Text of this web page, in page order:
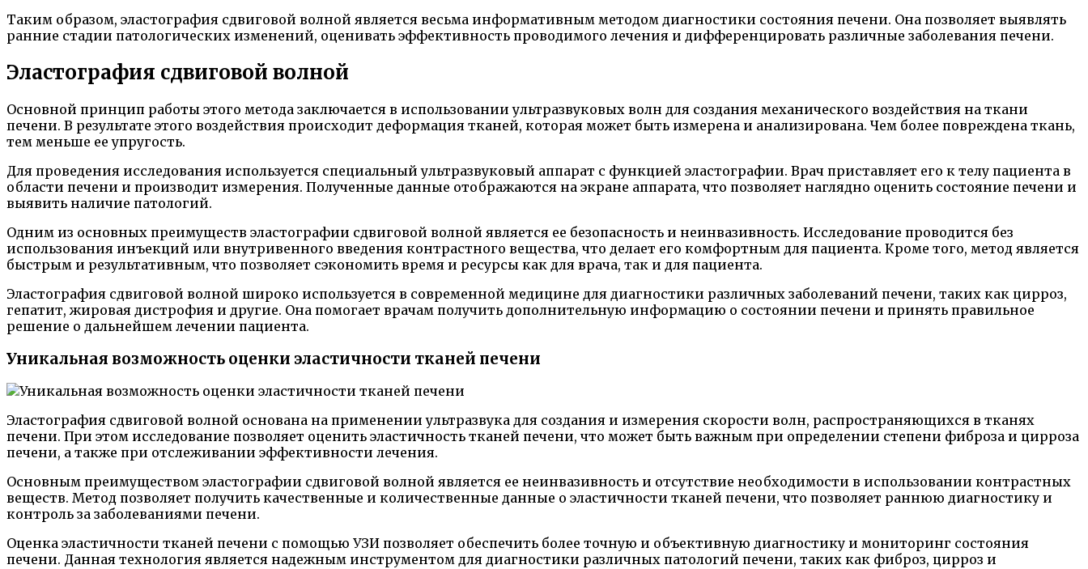
Таким образом, эластография сдвиговой волной является весьма информативным методом диагностики состояния печени. Она позволяет выявлять
ранние стадии патологических изменений, оценивать эффективность проводимого лечения и дифференцировать различные заболевания печени.
Эластография сдвиговой волной
Основной принцип работы этого метода заключается в использовании ультразвуковых волн для создания механического воздействия на ткани
печени. В результате этого воздействия происходит деформация тканей, которая может быть измерена и анализирована. Чем более повреждена ткань,
тем меньше ее упругость.
Для проведения исследования используется специальный ультразвуковый аппарат с функцией эластографии. Врач приставляет его к телу пациента в
области печени и производит измерения. Полученные данные отображаются на экране аппарата, что позволяет наглядно оценить состояние печени и
выявить наличие патологий.
Одним из основных преимуществ эластографии сдвиговой волной является ее безопасность и неинвазивность. Исследование проводится без
использования инъекций или внутривенного введения контрастного вещества, что делает его комфортным для пациента. Кроме того, метод является
быстрым и результативным, что позволяет сэкономить время и ресурсы как для врача, так и для пациента.
Эластография сдвиговой волной широко используется в современной медицине для диагностики различных заболеваний печени, таких как цирроз,
гепатит, жировая дистрофия и другие. Она помогает врачам получить дополнительную информацию о состоянии печени и принять правильное
решение о дальнейшем лечении пациента.
Уникальная возможность оценки эластичности тканей печени
Эластография сдвиговой волной основана на применении ультразвука для создания и измерения скорости волн, распространяющихся в тканях
печени. При этом исследование позволяет оценить эластичность тканей печени, что может быть важным при определении степени фиброза и цирроза
печени, а также при отслеживании эффективности лечения.
Основным преимуществом эластографии сдвиговой волной является ее неинвазивность и отсутствие необходимости в использовании контрастных
веществ. Метод позволяет получить качественные и количественные данные о эластичности тканей печени, что позволяет раннюю диагностику и
контроль за заболеваниями печени.
Оценка эластичности тканей печени с помощью УЗИ позволяет обеспечить более точную и объективную диагностику и мониторинг состояния
печени. Данная технология является надежным инструментом для диагностики различных патологий печени, таких как фиброз, цирроз и